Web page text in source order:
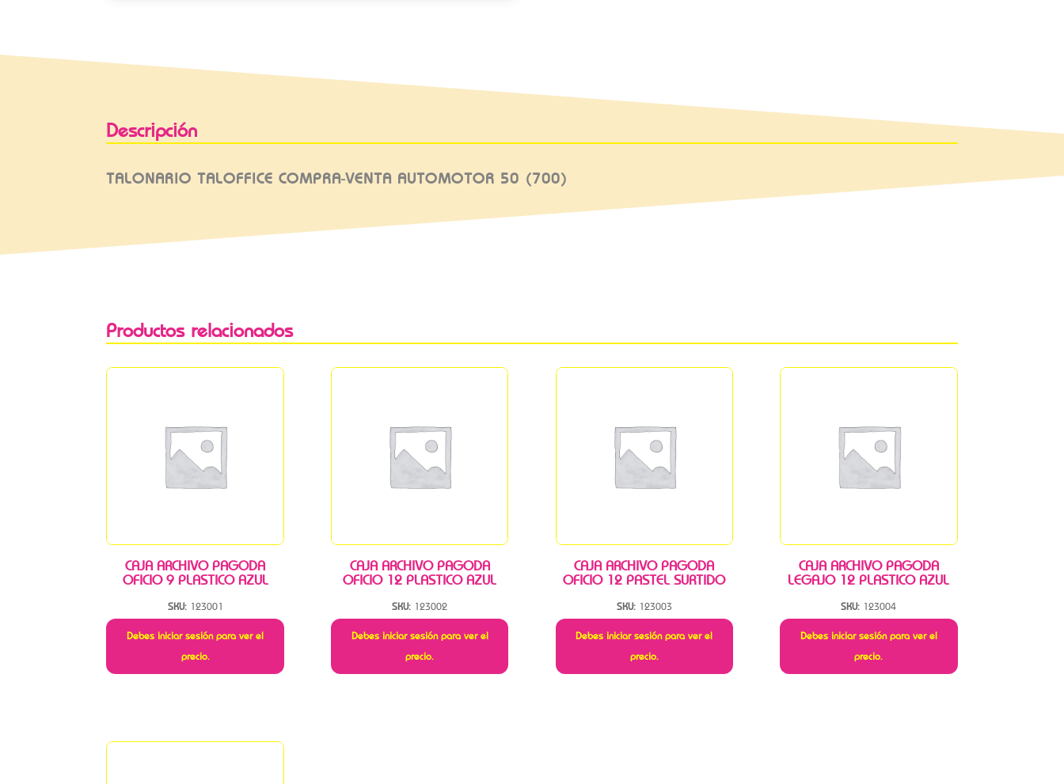
Descripción
TALONARIO TALOFFICE COMPRA-VENTA AUTOMOTOR 50 (700)
Productos relacionados
CAJA ARCHIVO PAGODA
OFICIO 9 PLASTICO AZUL
SKU: 123001
Debes iniciar sesión para ver el
precio.
CAJA ARCHIVO PAGODA
OFICIO 12 PLASTICO AZUL
SKU: 123002
Debes iniciar sesión para ver el
precio.
CAJA ARCHIVO PAGODA
OFICIO 12 PASTEL SURTIDO
SKU: 123003
Debes iniciar sesión para ver el
precio.
CAJA ARCHIVO PAGODA
LEGAJO 12 PLASTICO AZUL
SKU: 123004
Debes iniciar sesión para ver el
precio.